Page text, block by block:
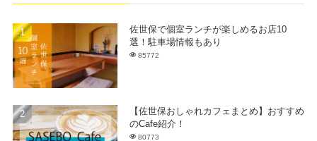
佐世保で個室ランチが楽しめるお店10
選！駐車場情報もあり
85772
【佐世保おしゃれカフェまとめ】おすすめ
のCafe紹介！
80773